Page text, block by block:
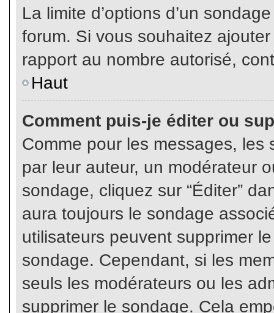
La limite d’options d’un
forum. Si vous souhaitez
rapport au nombre autorisé,
Haut
Comment puis-je éditer ou
Comme pour les messages,
par leur auteur, un modérateur
sondage, cliquez sur “Éditer”
aura toujours le sondage
utilisateurs peuvent supprimer
sondage. Cependant, si les
seuls les modérateurs ou les
supprimer le sondage. Cela